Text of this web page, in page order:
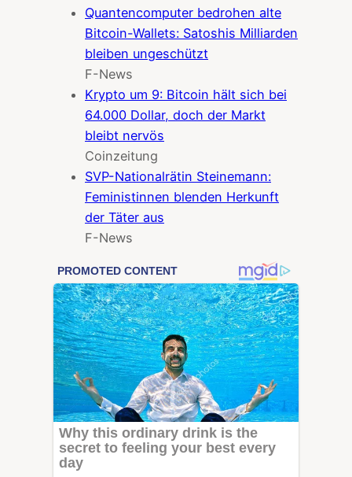
Quantencomputer bedrohen alte
Bitcoin-Wallets: Satoshis Milliarden
bleiben ungeschützt
F-News
Krypto um 9: Bitcoin hält sich bei
64.000 Dollar, doch der Markt
bleibt nervös
Coinzeitung
SVP-Nationalrätin Steinemann:
Feministinnen blenden Herkunft
der Täter aus
F-News